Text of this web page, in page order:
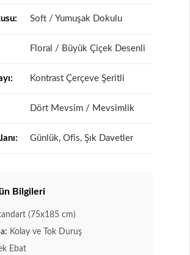
Soft / Yumuşak Dokulu
Floral / Büyük Çiçek Desenli
Kontrast Çerçeve Şeritli
Dört Mevsim / Mevsimlik
Günlük, Ofis, Şık Davetler
Bilgileri
(75x185 cm)
Kolay ve Tok Duruş
Ebat